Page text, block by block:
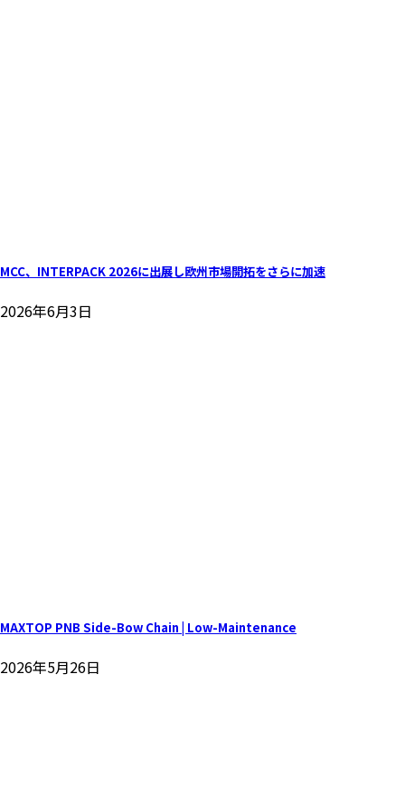
MCC、INTERPACK 2026に出展し欧州市場開拓をさらに加速
2026年6月3日
MAXTOP PNB Side-Bow Chain | Low-Maintenance
2026年5月26日